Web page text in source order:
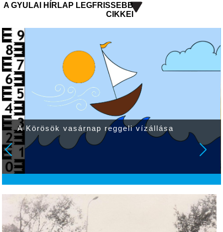
A GYULAI HÍRLAP LEGFRISSEBB
CIKKEI
Vasárnap jobbára felhőtlen, száraz idő
várható